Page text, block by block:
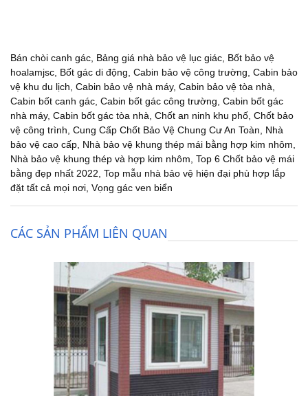
Bán chòi canh gác Bảng giá nhà bảo vệ lục giác Bốt bảo vệ
hoalamjsc Bốt gác di động Cabin bảo vệ công trường Cabin bảo
vệ khu du lịch Cabin bảo vệ nhà máy, Cabin bảo vệ tòa nhà
Cabin bốt canh gác Cabin bốt gác công trường Cabin bốt gác
nhà máy, Cabin bốt gác tòa nhà Chốt an ninh khu phố Chốt bảo
vệ công trình Cung Cấp Chốt Bảo Vệ Chung Cư An Toàn
Nhà
bảo vệ cao cấp Nhà bảo vệ khung thép mái bằng hợp kim nhôm
Nhà bảo vệ khung thép và hợp kim nhôm Top 6 Chốt bảo vệ mái
bằng đẹp nhất 2022 Top mẫu nhà bảo vệ hiện đại phù hợp lắp
đặt tất cả mọi nơi Vọng gác ven biển
CÁC SẢN PHẨM LIÊN QUAN